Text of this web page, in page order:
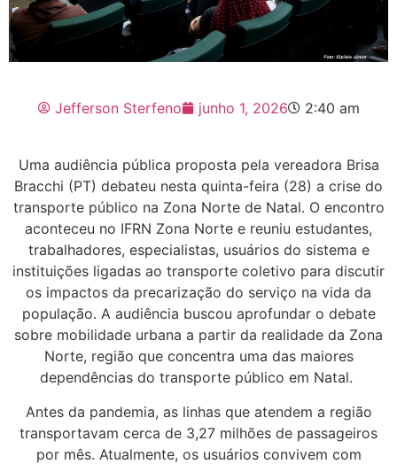
Jefferson Sterfeno junho 1, 2026 2:40 am
Uma audiência pública proposta pela vereadora Brisa
Bracchi (PT) debateu nesta quinta-feira (28) a crise do
transporte público na Zona Norte de Natal. O encontro
aconteceu no IFRN Zona Norte e reuniu estudantes,
trabalhadores, especialistas, usuários do sistema e
instituições ligadas ao transporte coletivo para discutir
os impactos da precarização do serviço na vida da
população. A audiência buscou aprofundar o debate
sobre mobilidade urbana a partir da realidade da Zona
Norte, região que concentra uma das maiores
dependências do transporte público em Natal.
Antes da pandemia, as linhas que atendem a região
transportavam cerca de 3,27 milhões de passageiros
por mês. Atualmente, os usuários convivem com